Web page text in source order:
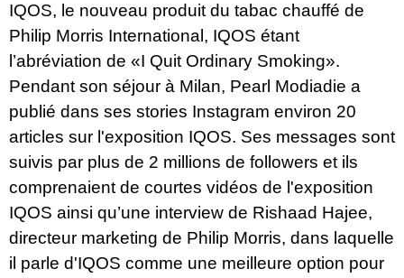
IQOS, le nouveau produit du tabac chauffé de
Philip Morris International, IQOS étant
l’abréviation de «I Quit Ordinary Smoking».
Pendant son séjour à Milan, Pearl Modiadie a
publié dans ses stories Instagram environ 20
articles sur l'exposition IQOS. Ses messages sont
suivis par plus de 2 millions de followers et ils
comprenaient de courtes vidéos de l'exposition
IQOS ainsi qu’une interview de Rishaad Hajee,
directeur marketing de Philip Morris, dans laquelle
il parle d'IQOS comme une meilleure option pour